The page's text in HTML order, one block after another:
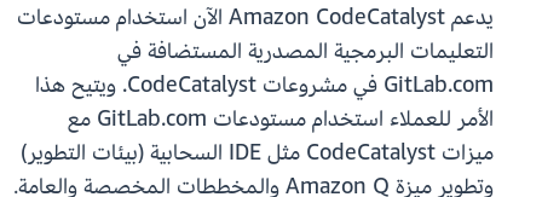
يدعم Amazon CodeCatalyst الآن استخدام مستودعات
التعليمات البرمجية المصدرية المستضافة في
GitLab.com في مشروعات CodeCatalyst. ويتيح هذا
الأمر للعملاء استخدام مستودعات GitLab.com مع
ميزات CodeCatalyst مثل IDE السحابية (بيئات التطوير)
وتطوير ميزة Amazon Q والمخططات المخصصة والعامة.